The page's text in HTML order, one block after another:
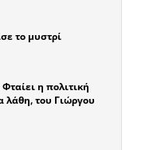
το μυστρί
η πολιτική
λάθη, του Γιώργου